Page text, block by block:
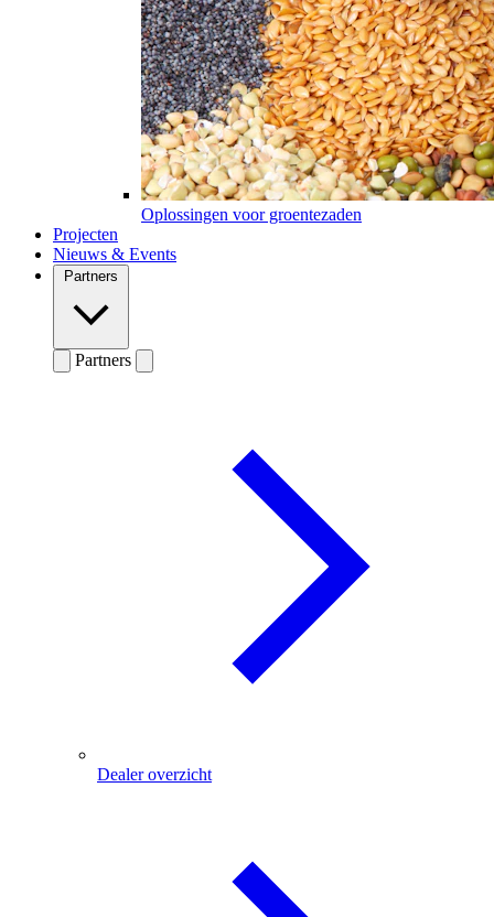
Oplossingen voor groentezaden
Projecten
Nieuws & Events
Partners
Partners
Dealer overzicht